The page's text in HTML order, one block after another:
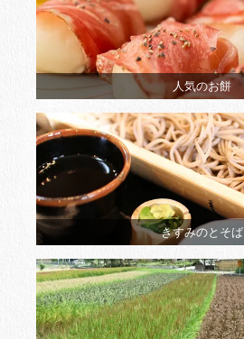
人気のお餅
きすみのとそば